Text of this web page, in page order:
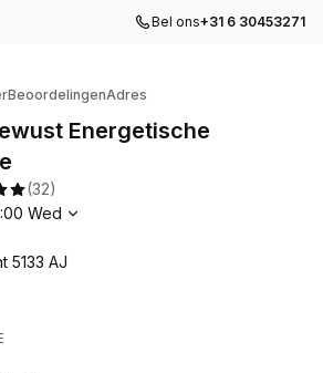
Bel ons+31 6 30453271
BeoordelingenAdres
Energetische
(32)
Wed
5133 AJ